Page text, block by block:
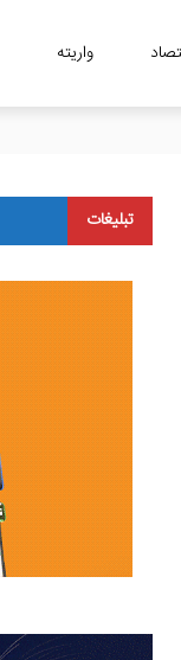
واریته
تبلیغات